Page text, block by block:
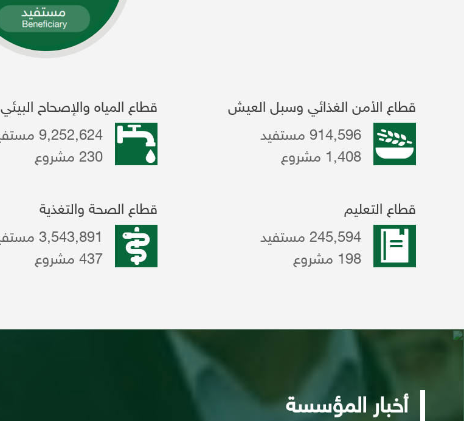
قطاع الأمن الغذائي وسبل العيش
914,596 مستفيد
1,408 مشروع
قطاع المياه والإصحاح البيئي
9,252,624 مستفيد
230 مشروع
قطاع التعليم
245,594 مستفيد
198 مشروع
قطاع الصحة والتغذية
3,543,891 مستفيد
437 مشروع
أخبار المؤسسة